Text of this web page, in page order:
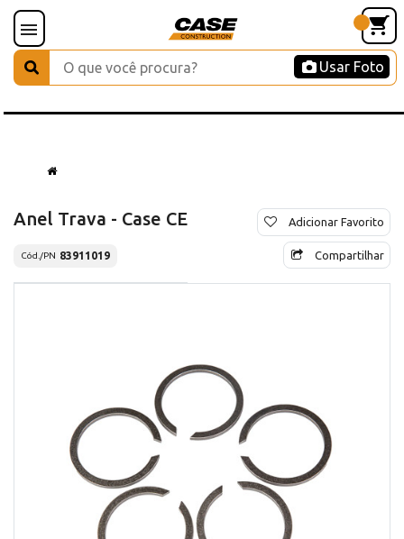
Usar Foto
Anel Trava - Case CE
Cód./PN 83911019
Adicionar Favorito
Compartilhar